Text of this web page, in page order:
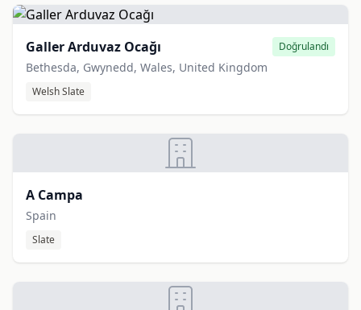
Galler Arduvaz Ocağı Doğrulandı
Bethesda, Gwynedd, Wales, United Kingdom
Welsh Slate
A Campa
Spain
Slate